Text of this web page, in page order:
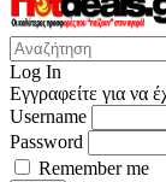
Log In
Εγγραφείτε για να
Username
Password
Remember me